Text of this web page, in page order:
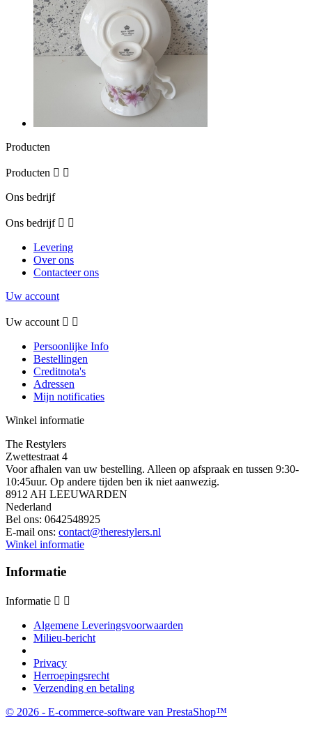
Producten
Producten  
Ons bedrijf
Ons bedrijf  
Levering
Over ons
Contacteer ons
Uw account
Uw account  
Persoonlijke Info
Bestellingen
Creditnota's
Adressen
Mijn notificaties
Winkel informatie
The Restylers
Zwettestraat 4
Voor afhalen van uw bestelling. Alleen op afspraak en tussen 9:30-
10:45uur. Op andere tijden ben ik niet aanwezig.
8912 AH LEEUWARDEN
Nederland
Bel ons: 0642548925
E-mail ons: contact@therestylers.nl
Winkel informatie
Informatie
Informatie  
Algemene Leveringsvoorwaarden
Milieu-bericht
Privacy
Herroepingsrecht
Verzending en betaling
© 2026 - E-commerce-software van PrestaShop™